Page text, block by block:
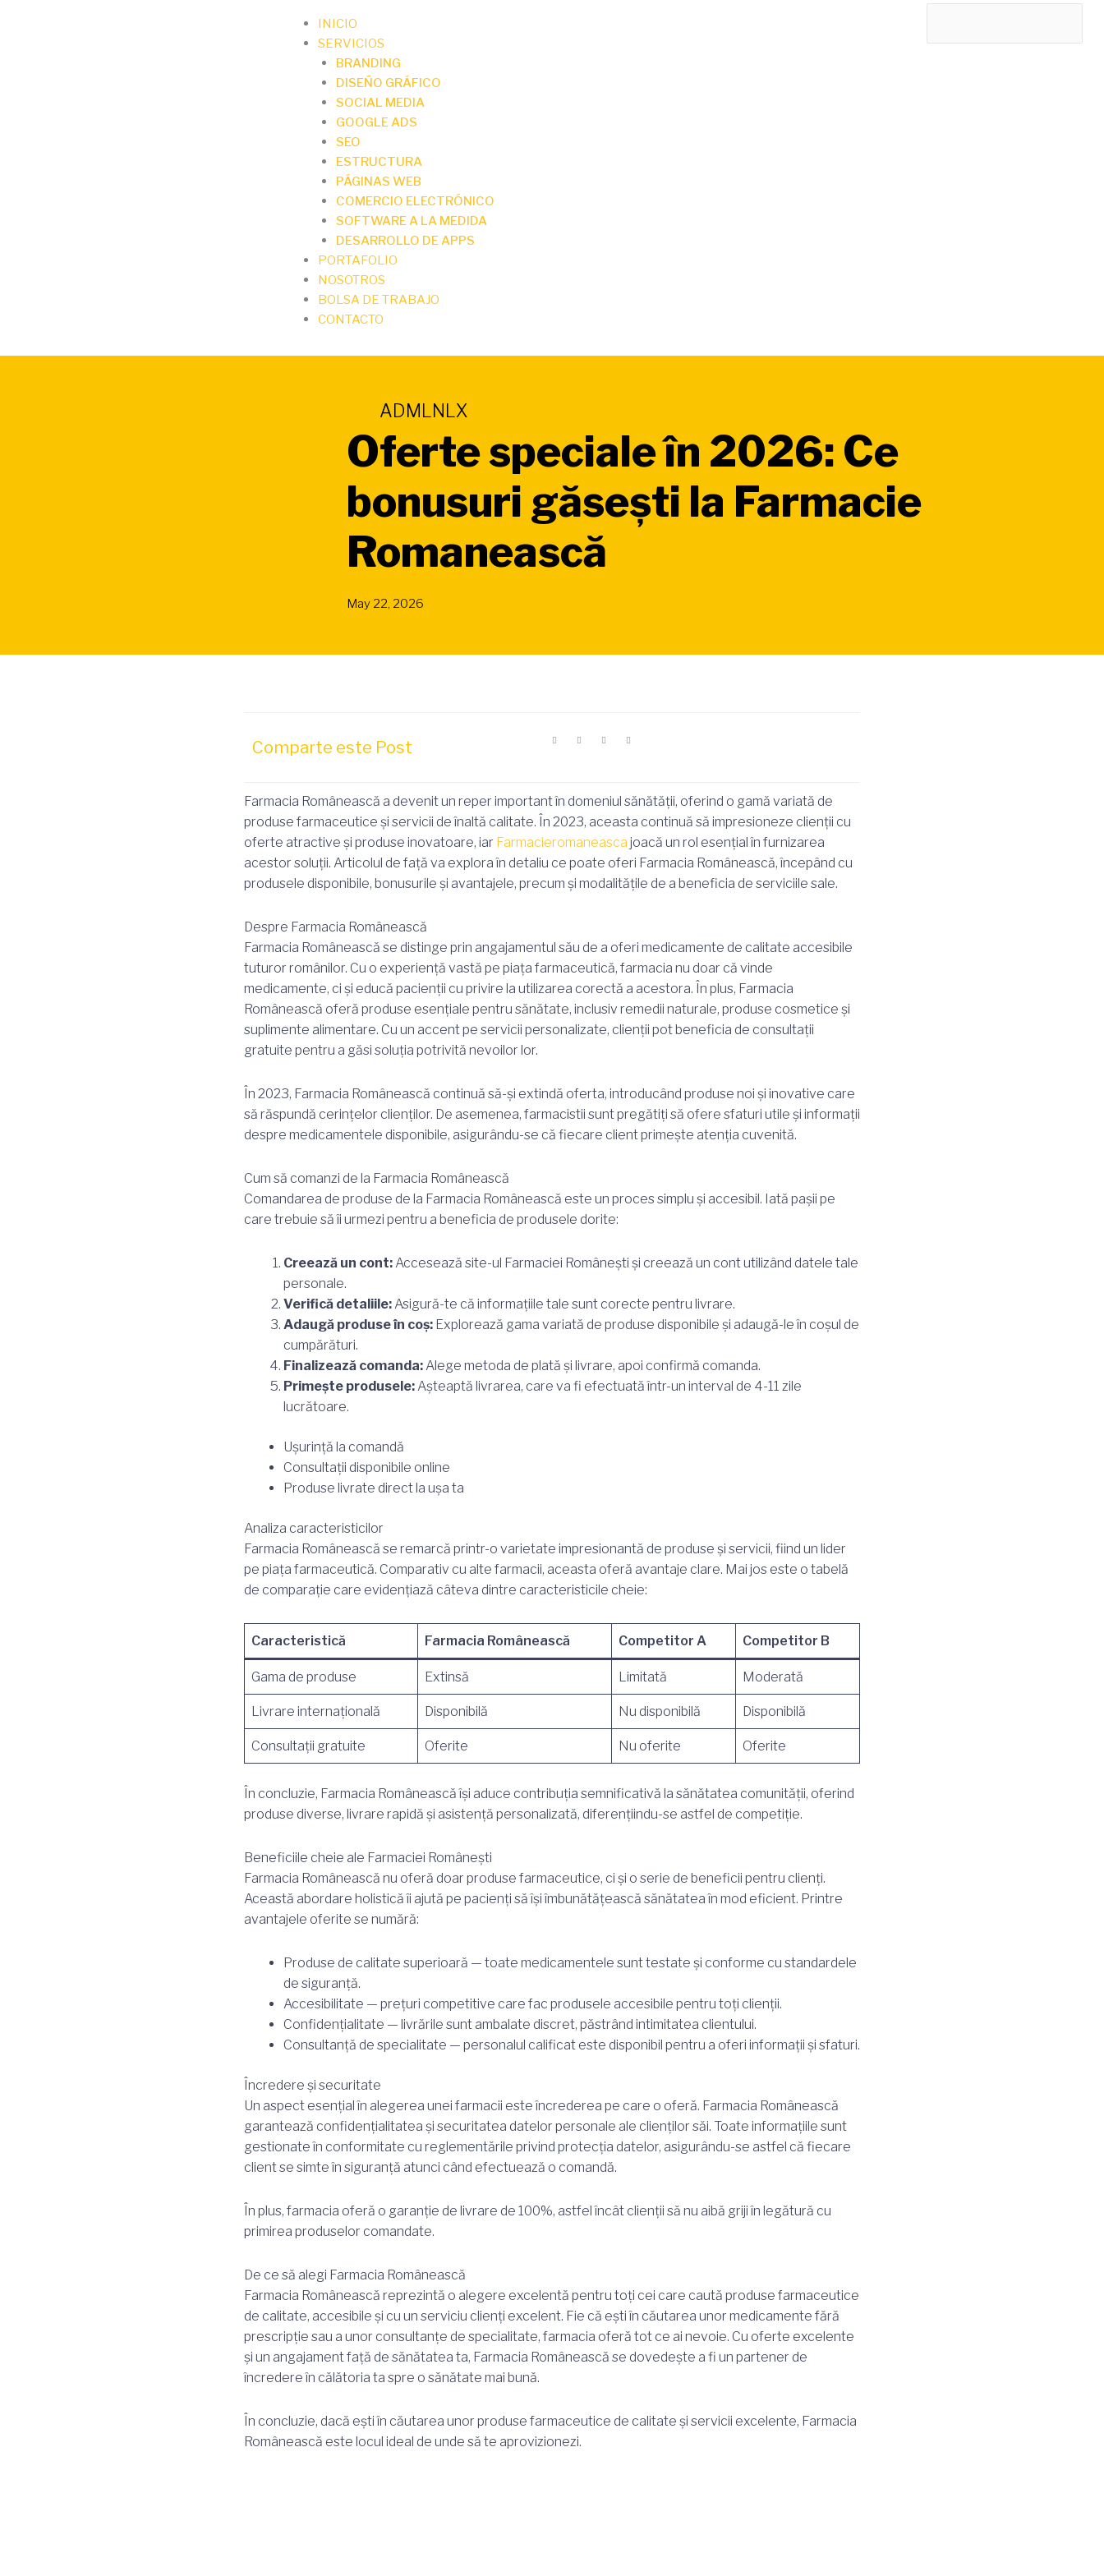
INICIO
SERVICIOS
BRANDING
DISEÑO GRÁFICO
SOCIAL MEDIA
GOOGLE ADS
SEO
ESTRUCTURA
PÁGINAS WEB
COMERCIO ELECTRÓNICO
SOFTWARE A LA MEDIDA
DESARROLLO DE APPS
PORTAFOLIO
NOSOTROS
BOLSA DE TRABAJO
CONTACTO
ADMLNLX
Oferte speciale în 2026: Ce
bonusuri găsești la Farmacie
Romanească
May 22, 2026
Comparte este Post
Farmacia Românească a devenit un reper important în domeniul sănătății, oferind o gamă variată de
produse farmaceutice și servicii de înaltă calitate. În 2023, aceasta continuă să impresioneze clienții cu
oferte atractive și produse inovatoare, iar Farmacieromaneasca joacă un rol esențial în furnizarea
acestor soluții. Articolul de față va explora în detaliu ce poate oferi Farmacia Românească, începând cu
produsele disponibile, bonusurile și avantajele, precum și modalitățile de a beneficia de serviciile sale.
Despre Farmacia Românească
Farmacia Românească se distinge prin angajamentul său de a oferi medicamente de calitate accesibile
tuturor românilor. Cu o experiență vastă pe piața farmaceutică, farmacia nu doar că vinde
medicamente, ci și educă pacienții cu privire la utilizarea corectă a acestora. În plus, Farmacia
Românească oferă produse esențiale pentru sănătate, inclusiv remedii naturale, produse cosmetice și
suplimente alimentare. Cu un accent pe servicii personalizate, clienții pot beneficia de consultații
gratuite pentru a găsi soluția potrivită nevoilor lor.
În 2023, Farmacia Românească continuă să-și extindă oferta, introducând produse noi și inovative care
să răspundă cerințelor clienților. De asemenea, farmacistii sunt pregătiți să ofere sfaturi utile și informații
despre medicamentele disponibile, asigurându-se că fiecare client primește atenția cuvenită.
Cum să comanzi de la Farmacia Românească
Comandarea de produse de la Farmacia Românească este un proces simplu și accesibil. Iată pașii pe
care trebuie să îi urmezi pentru a beneficia de produsele dorite:
Creează un cont: Accesează site-ul Farmaciei Românești și creează un cont utilizând datele tale
personale.
Verifică detaliile: Asigură-te că informațiile tale sunt corecte pentru livrare.
Adaugă produse în coș: Explorează gama variată de produse disponibile și adaugă-le în coșul de
cumpărături.
Finalizează comanda: Alege metoda de plată și livrare, apoi confirmă comanda.
Primește produsele: Așteaptă livrarea, care va fi efectuată într-un interval de 4-11 zile
lucrătoare.
Ușurință la comandă
Consultații disponibile online
Produse livrate direct la ușa ta
Analiza caracteristicilor
Farmacia Românească se remarcă printr-o varietate impresionantă de produse și servicii, fiind un lider
pe piața farmaceutică. Comparativ cu alte farmacii, aceasta oferă avantaje clare. Mai jos este o tabelă
de comparație care evidențiază câteva dintre caracteristicile cheie:
Caracteristică Farmacia Românească Competitor A Competitor B
Gama de produse Extinsă Limitată Moderată
Livrare internațională Disponibilă Nu disponibilă Disponibilă
Consultații gratuite Oferite Nu oferite Oferite
În concluzie, Farmacia Românească își aduce contribuția semnificativă la sănătatea comunității, oferind
produse diverse, livrare rapidă și asistență personalizată, diferențiindu-se astfel de competiție.
Beneficiile cheie ale Farmaciei Românești
Farmacia Românească nu oferă doar produse farmaceutice, ci și o serie de beneficii pentru clienți.
Această abordare holistică îi ajută pe pacienți să își îmbunătățească sănătatea în mod eficient. Printre
avantajele oferite se numără:
Produse de calitate superioară — toate medicamentele sunt testate și conforme cu standardele
de siguranță.
Accesibilitate — prețuri competitive care fac produsele accesibile pentru toți clienții.
Confidențialitate — livrările sunt ambalate discret, păstrând intimitatea clientului.
Consultanță de specialitate — personalul calificat este disponibil pentru a oferi informații și sfaturi.
Încredere și securitate
Un aspect esențial în alegerea unei farmacii este încrederea pe care o oferă. Farmacia Românească
garantează confidențialitatea și securitatea datelor personale ale clienților săi. Toate informațiile sunt
gestionate în conformitate cu reglementările privind protecția datelor, asigurându-se astfel că fiecare
client se simte în siguranță atunci când efectuează o comandă.
În plus, farmacia oferă o garanție de livrare de 100%, astfel încât clienții să nu aibă griji în legătură cu
primirea produselor comandate.
De ce să alegi Farmacia Românească
Farmacia Românească reprezintă o alegere excelentă pentru toți cei care caută produse farmaceutice
de calitate, accesibile și cu un serviciu clienți excelent. Fie că ești în căutarea unor medicamente fără
prescripție sau a unor consultanțe de specialitate, farmacia oferă tot ce ai nevoie. Cu oferte excelente
și un angajament față de sănătatea ta, Farmacia Românească se dovedește a fi un partener de
încredere în călătoria ta spre o sănătate mai bună.
În concluzie, dacă ești în căutarea unor produse farmaceutice de calitate și servicii excelente, Farmacia
Românească este locul ideal de unde să te aprovizionezi.